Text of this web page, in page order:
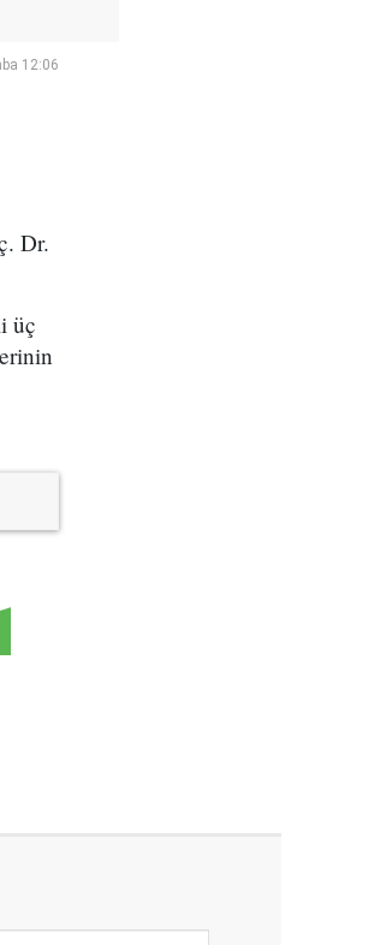
12:06
Dr.
üç